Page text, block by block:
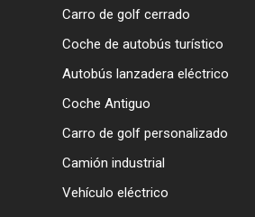
Carro de golf cerrado
Coche de autobús turístico
Autobús lanzadera eléctrico
Coche Antiguo
Carro de golf personalizado
Camión industrial
Vehículo eléctrico